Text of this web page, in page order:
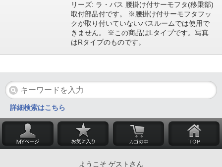
リーズ: ラ・バス 腰掛け付サーモフタ(移乗部)
取付部品付です。 ※腰掛け付サーモフタフッ
クが取り付いていないバスルームでは使用で
きません。 ※この商品はLタイプです。写真
はRタイプのものです。
詳細検索はこちら
ようこそ ゲストさん